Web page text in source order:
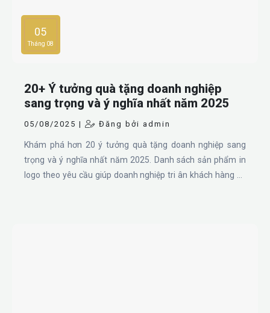
05
Tháng 08
20+ Ý tưởng quà tặng doanh nghiệp
sang trọng và ý nghĩa nhất năm 2025
05/08/2025 | Đăng bởi admin
Khám phá hơn 20 ý tưởng quà tặng doanh nghiệp sang
trọng và ý nghĩa nhất năm 2025. Danh sách sản phẩm in
logo theo yêu cầu giúp doanh nghiệp tri ân khách hàng và